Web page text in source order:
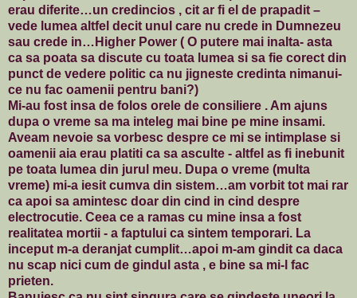
erau diferite…un credincios , cit ar fi el de prapadit –
vede lumea altfel decit unul care nu crede in Dumnezeu
sau crede in…Higher Power ( O putere mai inalta- asta
ca sa poata sa discute cu toata lumea si sa fie corect din
punct de vedere politic ca nu jigneste credinta nimanui-
ce nu fac oamenii pentru bani?)
Mi-au fost insa de folos orele de consiliere . Am ajuns
dupa o vreme sa ma inteleg mai bine pe mine insami.
Aveam nevoie sa vorbesc despre ce mi se intimplase si
oamenii aia erau platiti ca sa asculte - altfel as fi inebunit
pe toata lumea din jurul meu. Dupa o vreme (multa
vreme) mi-a iesit cumva din sistem…am vorbit tot mai rar
ca apoi sa amintesc doar din cind in cind despre
electrocutie. Ceea ce a ramas cu mine insa a fost
realitatea mortii - a faptului ca sintem temporari. La
inceput m-a deranjat cumplit…apoi m-am gindit ca daca
nu scap nici cum de gindul asta , e bine sa mi-l fac
prieten.